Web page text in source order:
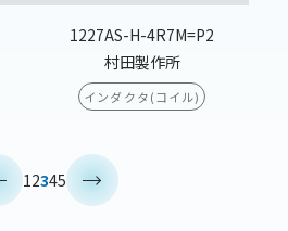
1227AS-H-4R7M=P2
村田製作所
インダクタ(コイル)
12345